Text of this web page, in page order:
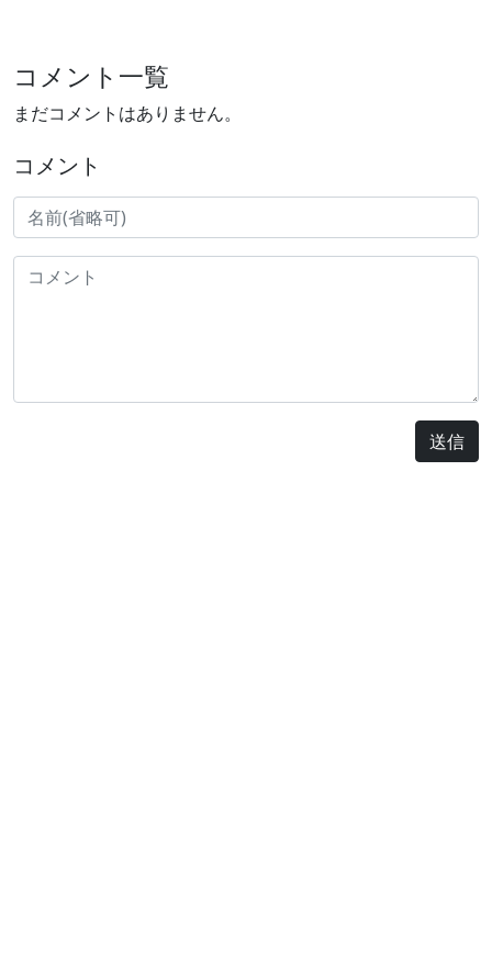
コメント一覧
まだコメントはありません。
コメント
送信